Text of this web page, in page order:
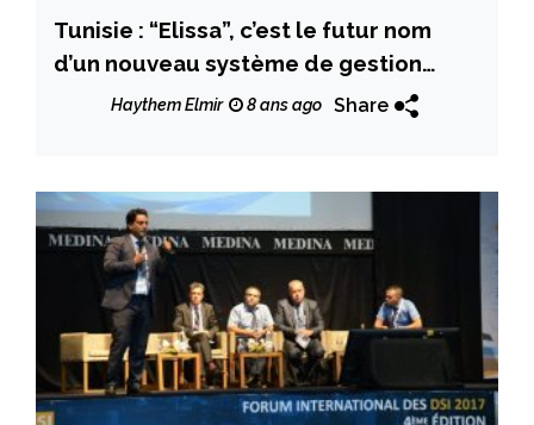
Tunisie : “Elissa”, c’est le futur nom
d’un nouveau système de gestion
électronique des courriers
Haythem Elmir 8 ans ago Share